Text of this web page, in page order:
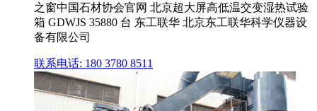
之窗中国石材协会官网 北京超大屏高低温交变湿热试验
箱 GDWJS 35880 台 东工联华 北京东工联华科学仪器设
备有限公司
联系电话: 180 3780 8511